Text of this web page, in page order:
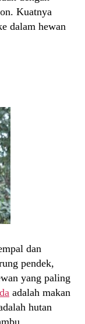
Kuatnya
dalam hewan
dan
pendek,
yang paling
adalah makan
hutan